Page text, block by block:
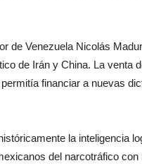
de Venezuela Nicolás
de Irán y China. La venta
financiar a nuevas
la inteligencia
del narcotráfico con